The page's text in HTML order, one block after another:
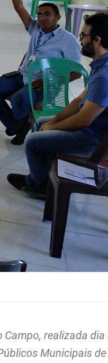
Campo, realizada
Municipais